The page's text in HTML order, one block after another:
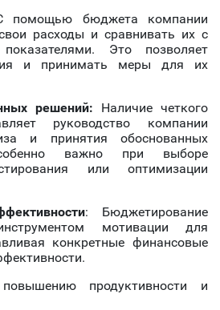
помощью бюджета компании
расходы и сравнивать их с
Это позволяет
и принимать меры для их
решений: Наличие четкого
руководство компании
и принятия обоснованных
важно при выборе
или оптимизации
: Бюджетирование
мотивации для
конкретные финансовые
продуктивности и